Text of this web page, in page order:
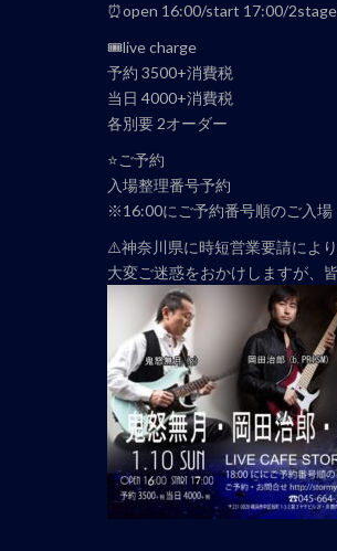
ゲ
ー
シ
ョ
ン
⏰open 16:00/start 17:00/
🎟live charge
予約 3500+消費税
当日 4000+消費税
各別要 2オーダー
⭐️ご予約
入場整理番号予約
※16:00にご予約番号順のご入
⚠️神奈川県に時短営業要請によ
大変ご迷惑をおかけしますが、